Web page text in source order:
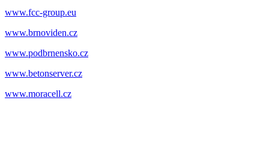
www.fcc-group.eu
www.brnoviden.cz
www.podbrnensko.cz
www.betonserver.cz
www.moracell.cz